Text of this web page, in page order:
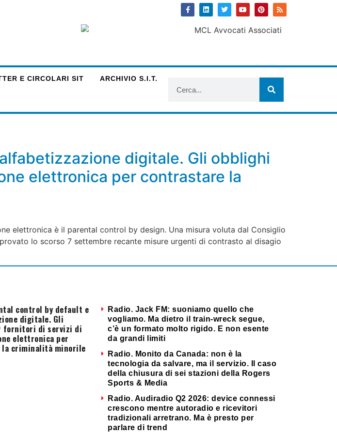
E CIRCOLARI SIT ARCHIVIO S.I.T.
digitale. Gli obblighi
elettronica per contrastare la
elettronica è il parental control by design. Una misura voluta dal Consiglio
lo scorso 7 settembre recante misure urgenti di contrasto al disagio
control by default e
digitale. Gli
fornitori di servizi di
elettronica per
criminalità minorile
Radio. Jack FM: suoniamo quello che
vogliamo. Ma dietro il train-wreck segue,
c’è un formato molto rigido. E non esente
da grandi limiti
Radio. Monito da Canada: non è la
tecnologia da salvare, ma il servizio. Il caso
della chiusura di sei stazioni della Rogers
Sports & Media
Radio. Audiradio Q2 2026: device connessi
crescono mentre autoradio e ricevitori
tradizionali arretrano. Ma è presto per
parlare di trend